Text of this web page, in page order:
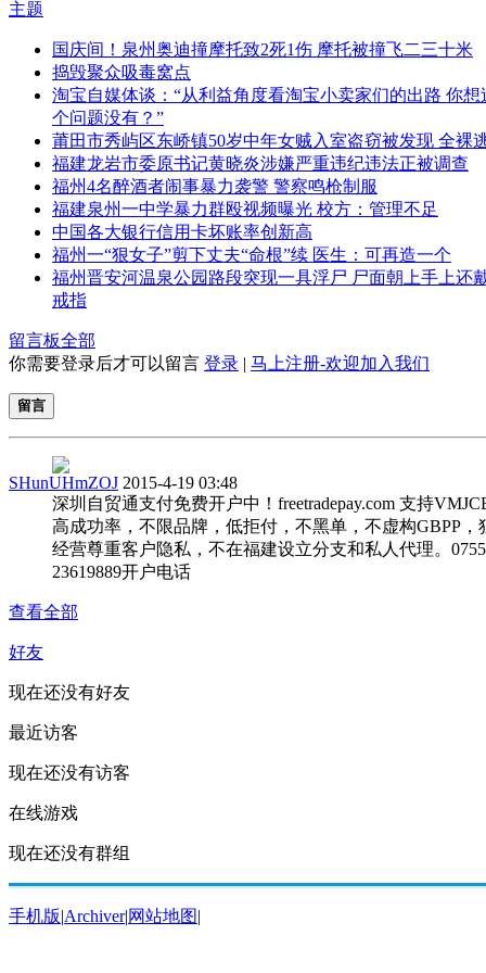
主题
国庆间！泉州奥迪撞摩托致2死1伤 摩托被撞飞二三十米
捣毁聚众吸毒窝点
淘宝自媒体谈：“从利益角度看淘宝小卖家们的出路 你想
个问题没有？”
莆田市秀屿区东峤镇50岁中年女贼入室盗窃被发现 全裸
福建龙岩市委原书记黄晓炎涉嫌严重违纪违法正被调查
福州4名醉酒者闹事暴力袭警 警察鸣枪制服
福建泉州一中学暴力群殴视频曝光 校方：管理不足
中国各大银行信用卡坏账率创新高
福州一“狠女子”剪下丈夫“命根”续 医生：可再造一个
福州晋安河温泉公园路段突现一具浮尸 尸面朝上手上还
戒指
留言板全部
你需要登录后才可以留言 登录 | 马上注册-欢迎加入我们
留言
SHunUHmZOJ 2015-4-19 03:48
深圳自贸通支付免费开户中！freetradepay.com 支持
高成功率，不限品牌，低拒付，不黑单，不虚构GBPP，
经营尊重客户隐私，不在福建设立分支和私人代理。
23619889开户电话
查看全部
好友
现在还没有好友
最近访客
现在还没有访客
在线游戏
现在还没有群组
手机版|Archiver|网站地图|